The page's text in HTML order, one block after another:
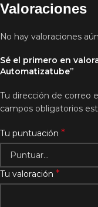
Valoraciones
No hay valoraciones
Sé el primero en
Automatizatube”
Tu dirección de correo
campos obligatorios
Tu puntuación *
Tu valoración *